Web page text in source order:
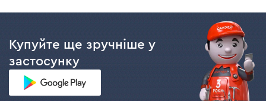
Купуйте ще зручніше у
застосунку